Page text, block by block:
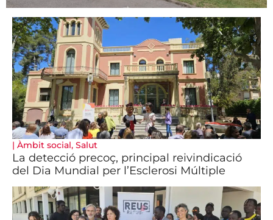
| Àmbit social, Salut
La detecció precoç, principal reivindicació
del Dia Mundial per l’Esclerosi Múltiple